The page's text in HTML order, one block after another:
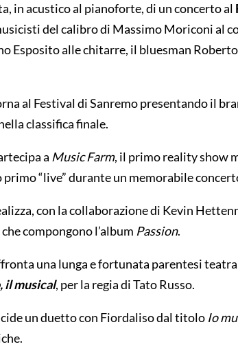
in acustico al pianoforte, di un concerto al
del calibro di Massimo Moriconi al
Esposito alle chitarre, il bluesman
al Festival di Sanremo presentando il
classifica finale.
a Music Farm, il primo reality show
primo “live” durante un memorabile
con la collaborazione di Kevin
compongono l’album Passion.
una lunga e fortunata parentesi
il musical, per la regia di Tato Russo.
un duetto con Fiordaliso dal titolo Io